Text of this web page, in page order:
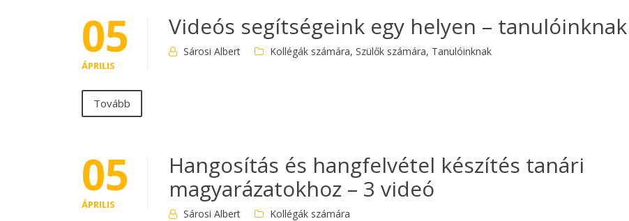
05
ÁPRILIS
Videós segítségeink egy helyen – tanulóinknak
Sárosi Albert Kollégák számára, Szülők számára, Tanulóinknak
Tovább
05
ÁPRILIS
Hangosítás és hangfelvétel készítés tanári
magyarázatokhoz – 3 videó
Sárosi Albert Kollégák számára